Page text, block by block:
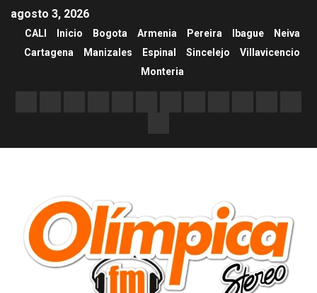
agosto 3, 2026
CALI Inicio Bogota Armenia Pereira Ibague
Neiva
Cartagena
Manizales Espinal Sincelejo
Villavicencio
Monteria